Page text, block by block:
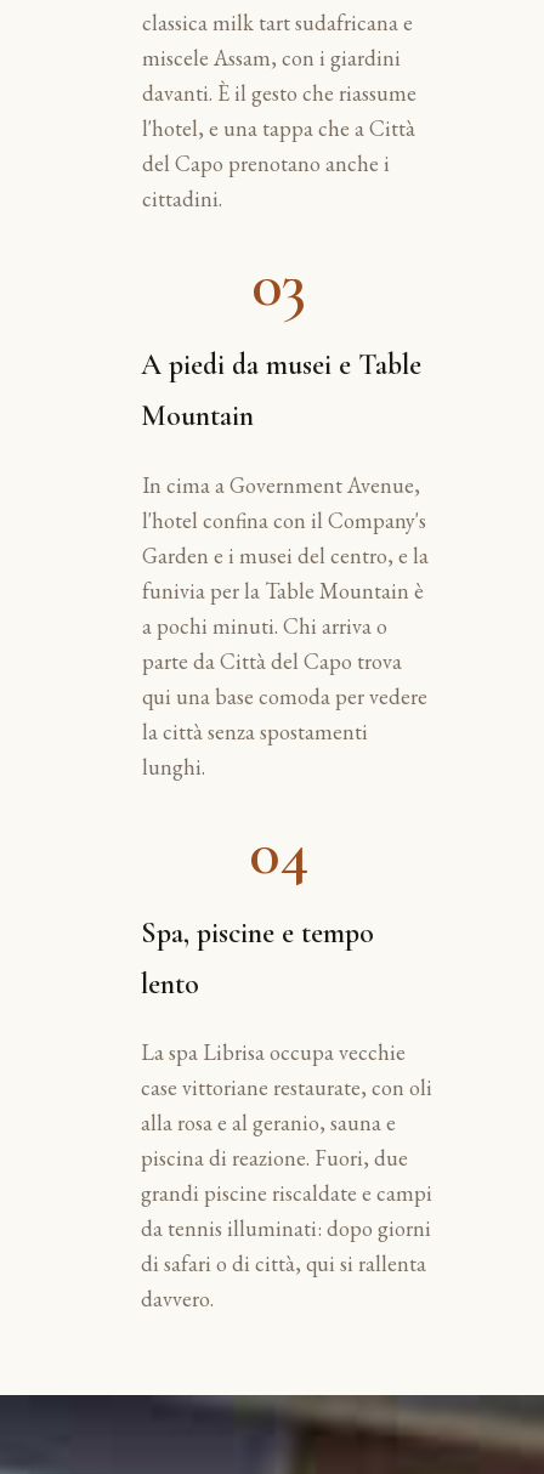
classica milk tart sudafricana e
miscele Assam, con i giardini
davanti. È il gesto che riassume
l'hotel, e una tappa che a Città
del Capo prenotano anche i
cittadini.
03
A piedi da musei e Table
Mountain
In cima a Government Avenue,
l'hotel confina con il Company's
Garden e i musei del centro, e la
funivia per la Table Mountain è
a pochi minuti. Chi arriva o
parte da Città del Capo trova
qui una base comoda per vedere
la città senza spostamenti
lunghi.
04
Spa, piscine e tempo
lento
La spa Librisa occupa vecchie
case vittoriane restaurate, con oli
alla rosa e al geranio, sauna e
piscina di reazione. Fuori, due
grandi piscine riscaldate e campi
da tennis illuminati: dopo giorni
di safari o di città, qui si rallenta
davvero.